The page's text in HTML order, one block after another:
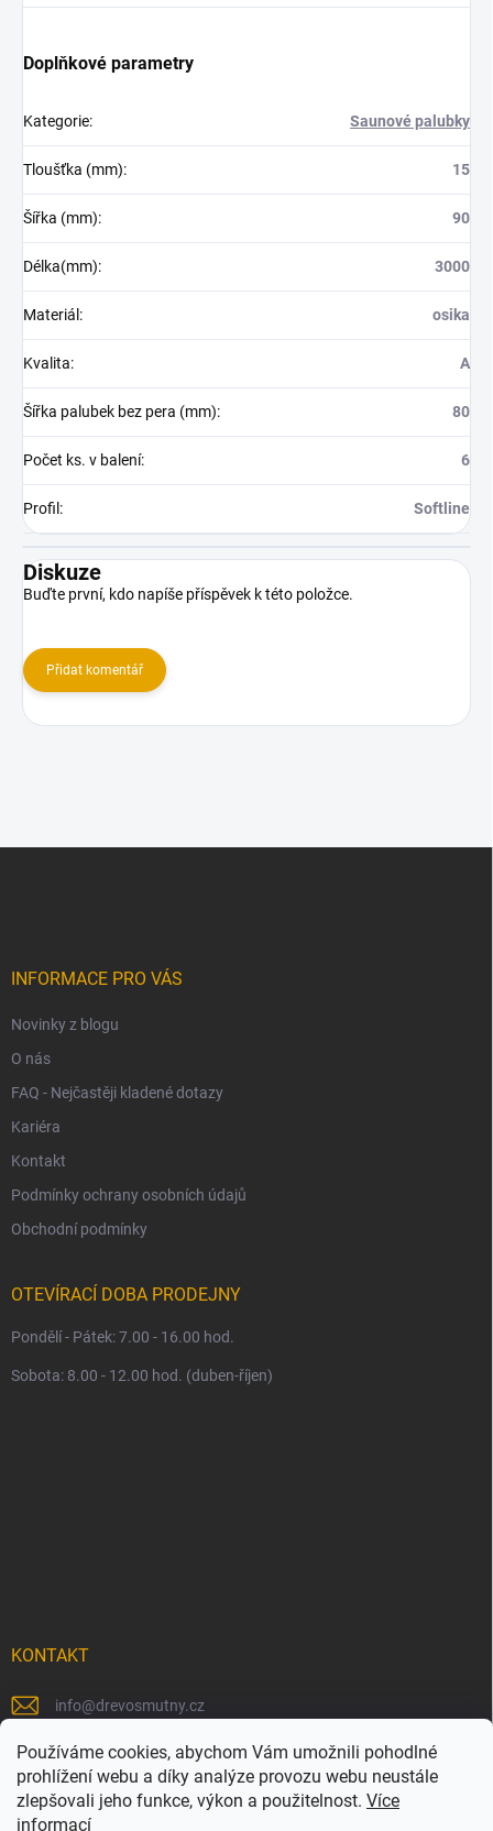
Používáme cookies, abychom Vám umožnili pohodlné
prohlížení webu a díky analýze provozu webu neustále
zlepšovali jeho funkce, výkon a použitelnost. Více
informací
Doplňkové parametry
Kategorie: Saunové palubky
Tloušťka (mm): 15
Šířka (mm): 90
Délka(mm): 3000
Materiál : osika
Kvalita: A
Šířka palubek bez pera (mm): 80
Počet ks. v balení: 6
Profil : Softline
Diskuze
Buďte první, kdo napíše příspěvek k této položce.
Přidat komentář
INFORMACE PRO VÁS
Novinky z blogu
O nás
FAQ - Nejčastěji kladené dotazy
Kariéra
Kontakt
Podmínky ochrany osobních údajů
Obchodní podmínky
OTEVÍRACÍ DOBA PRODEJNY
Pondělí - Pátek: 7.00 - 16.00 hod.
Sobota: 8.00 - 12.00 hod. (duben-říjen)
KONTAKT
info@drevosmutny.cz
+420 725 710 840
https://www.facebook.com/drevosmutny/